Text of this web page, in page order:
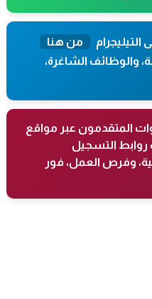
التيليجرام
من هنا
والوظائف الشاغرة،
المتقدمون عبر مواقع
روابط التسجيل
وفرص العمل، فور